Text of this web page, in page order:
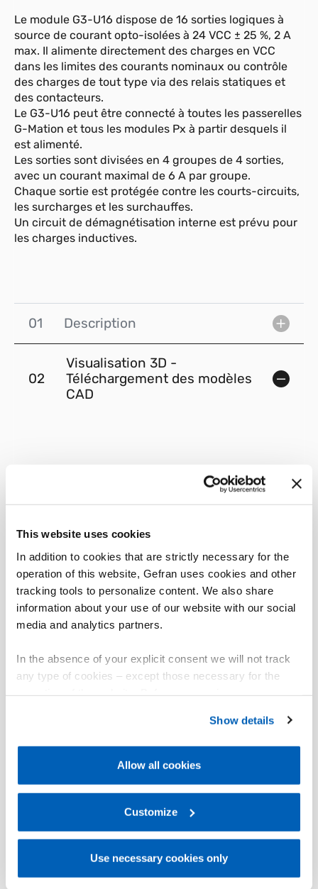
This website uses cookies
In addition to cookies that are strictly necessary for the
operation of this website, Gefran uses cookies and other
tracking tools to personalize content. We also share
information about your use of our website with our social
media and analytics partners.
In the absence of your explicit consent we will not track
any type of cookies – except those necessary for the
Gefran - Cookie
policy.
regarding processing of personal data, at the following
Gefran - Privacy Policy.
Show details
Allow all cookies
Customize
Use necessary cookies only
Le module G3-U16 dispose de 16 sorties logiques à
source de courant opto-isolées à 24 VCC ± 25 %, 2 A
max. Il alimente directement des charges en VCC
dans les limites des courants nominaux ou contrôle
des charges de tout type via des relais statiques et
des contacteurs.
Le G3-U16 peut être connecté à toutes les passerelles
G-Mation et tous les modules Px à partir desquels il
est alimenté.
Les sorties sont divisées en 4 groupes de 4 sorties,
avec un courant maximal de 6 A par groupe.
Chaque sortie est protégée contre les courts-circuits,
les surcharges et les surchauffes.
Un circuit de démagnétisation interne est prévu pour
les charges inductives.
01 Description
02
Visualisation 3D -
Téléchargement des modèles
CAD